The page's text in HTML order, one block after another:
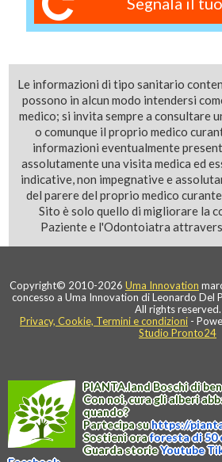
Le informazioni di tipo sanitario
possono in alcun modo intendersi
medico; si invita sempre a consultare
o comunque il proprio medico
informazioni eventualmente
assolutamente una visita medica ed
indicative, non impegnative e
del parere del proprio medico
Sito è solo quello di migliorare la
Paziente e l'Odontoiatra
Copyright© 2010-2026 Uma Innovation
concesso a Uma Innovation di Leonardo Del
All rights reserved.
Privacy, Cookie, Termini e condizioni -
Studio Pronto24
PIANTA.landBoschi di
Con noi, cura gli alberi
quando?
Partecipa suhttps://
Sostieni oraforesta di
Guarda storieYoutube